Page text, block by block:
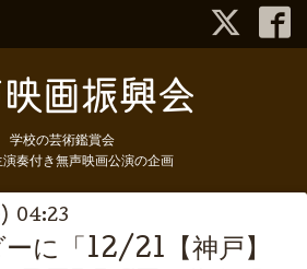
学校の芸術鑑賞会
奏付き無声映画公演の企画
04:23
に「12/21【神戸】